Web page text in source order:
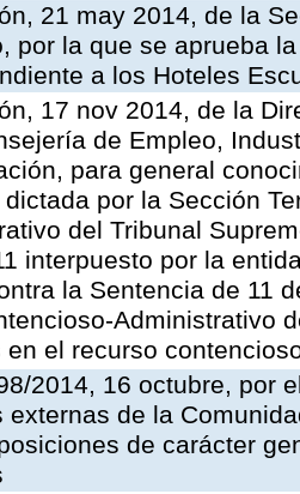
21 may 2014, de la
por la que se aprueba
a los Hoteles
17 nov 2014, de la
de Empleo,
para general
por la Sección
del Tribunal
interpuesto por la
la Sentencia de 11
Administrativo
en el recurso
2014, 16 octubre, por
externas de la
de carácter